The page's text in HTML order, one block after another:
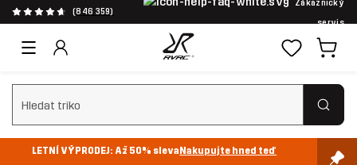
(846 359)
Zákaznický
servis
Vymazat vyhledávání
LETNÍ VÝPRODEJ: Až 50% slevaNakupujte hned teď